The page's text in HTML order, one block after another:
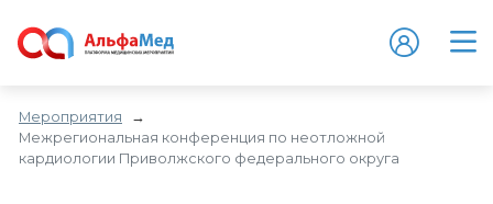
Мероприятия
→
Межрегиональная конференция по неотложной
кардиологии Приволжского федерального округа